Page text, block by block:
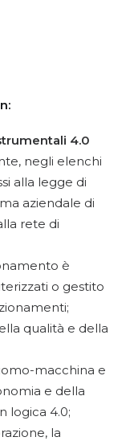
4.0
negli elenchi
alla legge di
aziendale di
rete di
è
o gestito
qualità e della
macchina e
e della
logica 4.0;
la